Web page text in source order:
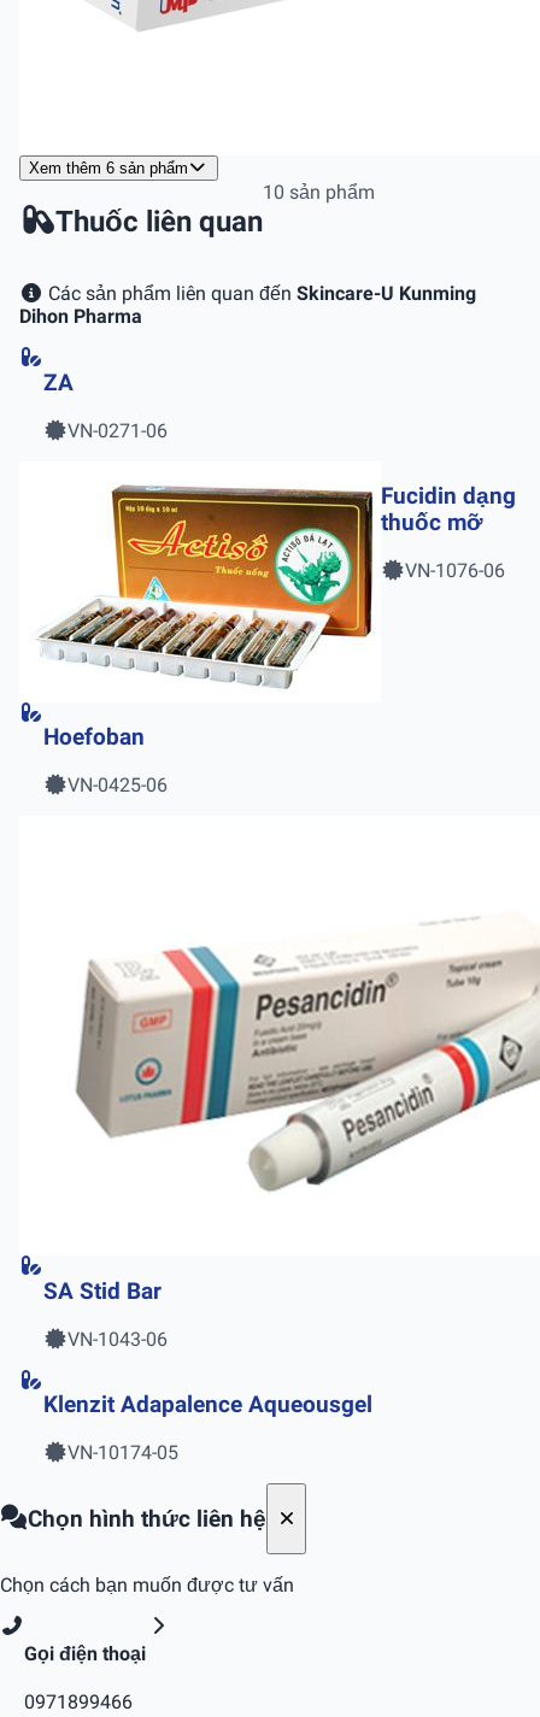
Xem thêm 6 sản phẩm
Thuốc liên quan
10 sản phẩm
Các sản phẩm liên quan đến Skincare-U Kunming
Dihon Pharma
ZA
VN-0271-06
Fucidin dạng
thuốc mỡ
VN-1076-06
Hoefoban
VN-0425-06
SA Stid Bar
VN-1043-06
Klenzit Adapalence Aqueousgel
VN-10174-05
Chọn hình thức liên hệ
Chọn cách bạn muốn được tư vấn
Gọi điện thoại
0971899466